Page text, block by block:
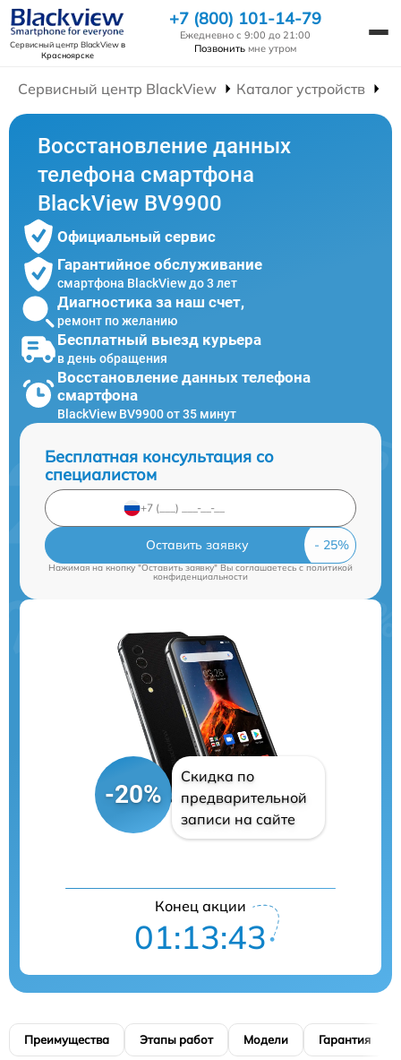
Сервисный центр BlackViewв
Красноярске
+7 (800) 101-14-79
Ежедневно с 9:00 до 21:00
Позвонить мне утром
Сервисный центр BlackView Каталог устройств
Восстановление данных
телефона смартфона
BlackView BV9900
Официальный сервис
Гарантийное обслуживание
смартфона BlackView до 3 лет
Диагностика за наш счет,
ремонт по желанию
Бесплатный выезд курьера
в день обращения
Восстановление данных телефона
смартфона
BlackView BV9900 от 35 минут
Бесплатная консультация со
специалистом
Оставить заявку
Нажимая на кнопку "Оставить заявку" Вы соглашаетесь cполитикой
конфиденциальности
-20%
Скидка по
предварительной
записи на сайте
Конец акции
01:13:42
Преимущества Этапы работ Модели Гарантия